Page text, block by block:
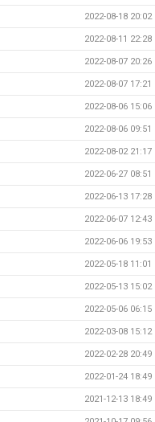
2022-08-18 20:02
2022-08-11 22:28
2022-08-07 20:26
2022-08-07 17:21
2022-08-06 15:06
2022-08-06 09:51
2022-08-02 21:17
2022-06-27 08:51
2022-06-13 17:28
2022-06-07 12:43
2022-06-06 19:53
2022-05-18 11:01
2022-05-13 15:02
2022-05-06 06:15
2022-03-08 15:12
2022-02-28 20:49
2022-01-24 18:49
2021-12-13 18:49